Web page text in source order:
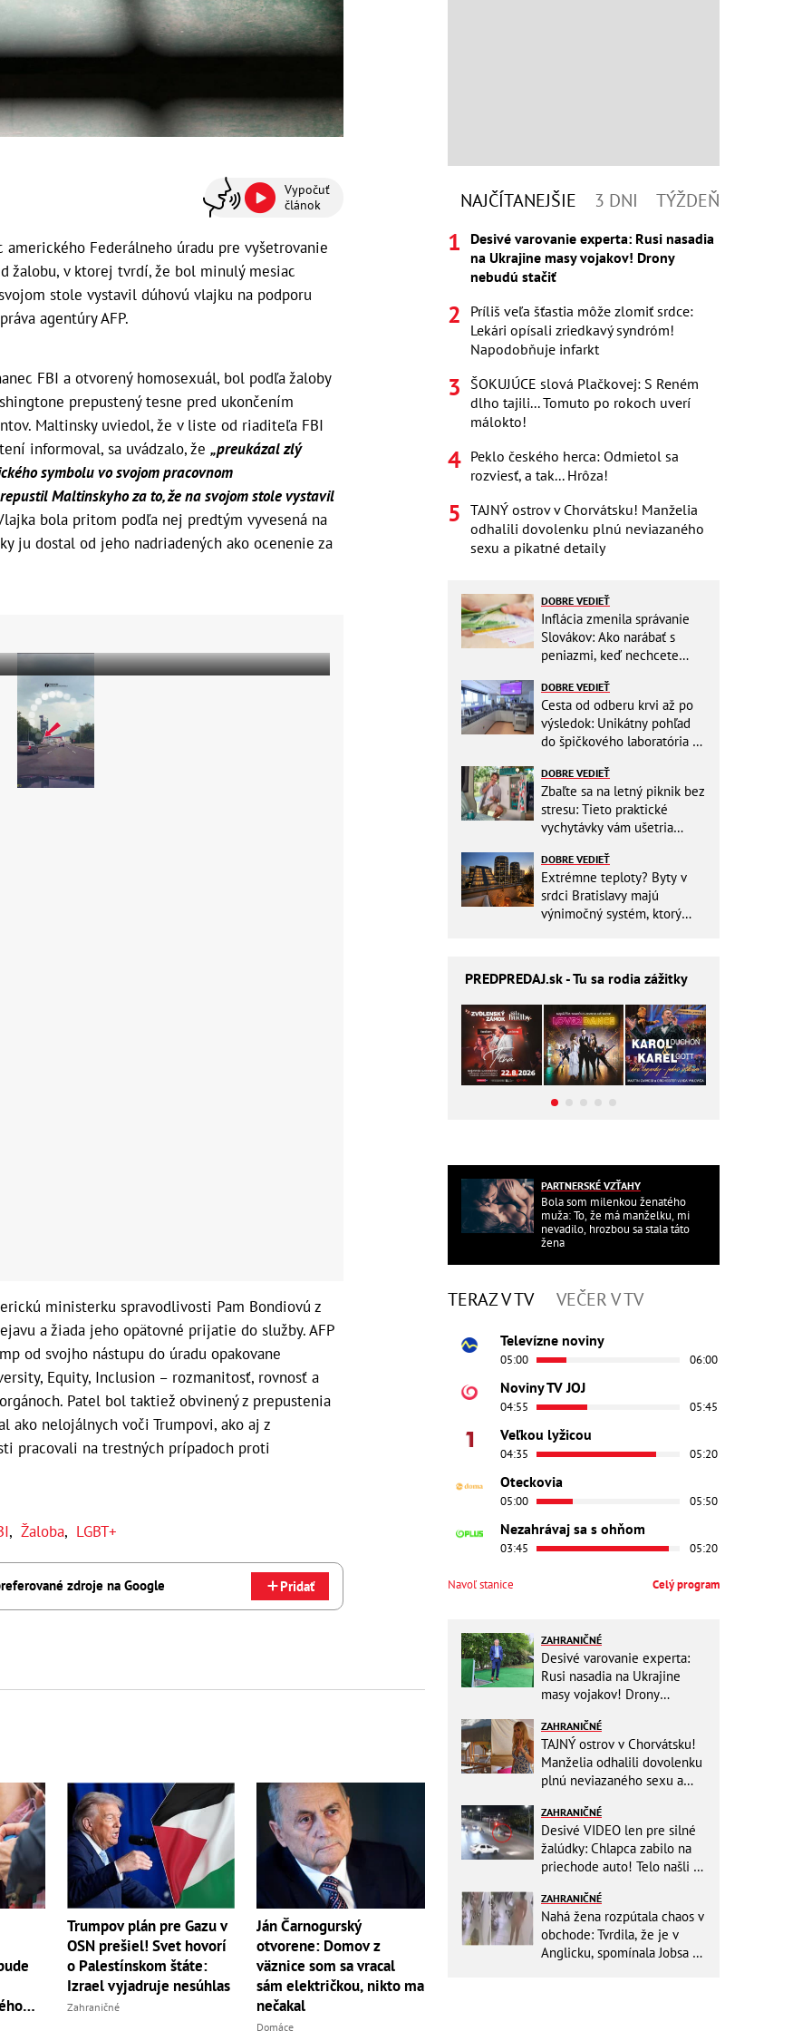
Vypočuť
článok
amerického Federálneho úradu pre vyšetrovanie
žalobu, v ktorej tvrdí, že bol minulý mesiac
stole vystavil dúhovú vlajku na podporu
agentúry AFP.
FBI a otvorený homosexuál, bol podľa žaloby
prepustený tesne pred ukončením
Maltinsky uviedol, že v liste od riaditeľa FBI
informoval, sa uvádzalo, že „preukázal zlý
symbolu vo svojom pracovnom
Maltinskyho za to, že na svojom stole vystavil
bola pritom podľa nej predtým vyvesená na
ju dostal od jeho nadriadených ako ocenenie za
ministerku spravodlivosti Pam Bondiovú z
a žiada jeho opätovné prijatie do služby. AFP
od svojho nástupu do úradu opakovane
Equity, Inclusion – rozmanitosť, rovnosť a
Patel bol taktiež obvinený z prepustenia
ako nelojálnych voči Trumpovi, ako aj z
pracovali na trestných prípadoch proti
, Žaloba, LGBT+
zdroje na Google Pridať
Trumpov plán pre Gazu v
OSN prešiel! Svet hovorí
o Palestínskom štáte:
Izrael vyjadruje nesúhlas
Zahraničné
Ján Čarnogurský
otvorene: Domov z
väznice som sa vracal
sám električkou, nikto ma
nečakal
Domáce
NAJČÍTANEJŠIE 3 DNI TÝŽDEŇ
Desivé varovanie experta: Rusi nasadia
na Ukrajine masy vojakov! Drony
nebudú stačiť
Príliš veľa šťastia môže zlomiť srdce:
Lekári opísali zriedkavý syndróm!
Napodobňuje infarkt
ŠOKUJÚCE slová Plačkovej: S Reném
dlho tajili... Tomuto po rokoch uverí
málokto!
Peklo českého herca: Odmietol sa
rozviesť, a tak... Hrôza!
TAJNÝ ostrov v Chorvátsku! Manželia
odhalili dovolenku plnú neviazaného
sexu a pikatné detaily
DOBRE VEDIEŤ
Inflácia zmenila správanie
Slovákov: Ako narábať s
peniazmi, keď nechcete
DOBRE VEDIEŤ
Cesta od odberu krvi až po
výsledok: Unikátny pohľad
do špičkového laboratória na
DOBRE VEDIEŤ
Zbaľte sa na letný piknik bez
stresu: Tieto praktické
vychytávky vám ušetria
DOBRE VEDIEŤ
Extrémne teploty? Byty v
srdci Bratislavy majú
výnimočný systém, ktorý
PREDPREDAJ.sk - Tu sa rodia zážitky
PARTNERSKÉ VZŤAHY
Bola som milenkou ženatého
muža: To, že má manželku, mi
nevadilo, hrozbou sa stala táto
žena
TERAZ V TV VEČER V TV
Televízne noviny
05:00 06:00
Noviny TV JOJ
04:55 05:45
Veľkou lyžicou
04:35 05:20
Oteckovia
05:00 05:50
Nezahrávaj sa s ohňom
03:45 05:20
Navoľ stanice Celý program
ZAHRANIČNÉ
Desivé varovanie experta:
Rusi nasadia na Ukrajine
masy vojakov! Drony
ZAHRANIČNÉ
TAJNÝ ostrov v Chorvátsku!
Manželia odhalili dovolenku
plnú neviazaného sexu a
ZAHRANIČNÉ
Desivé VIDEO len pre silné
žalúdky: Chlapca zabilo na
priechode auto! Telo našli o
ZAHRANIČNÉ
Nahá žena rozpútala chaos v
obchode: Tvrdila, že je v
Anglicku, spomínala Jobsa aj